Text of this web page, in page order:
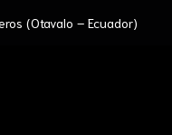
(Otavalo – Ecuador)